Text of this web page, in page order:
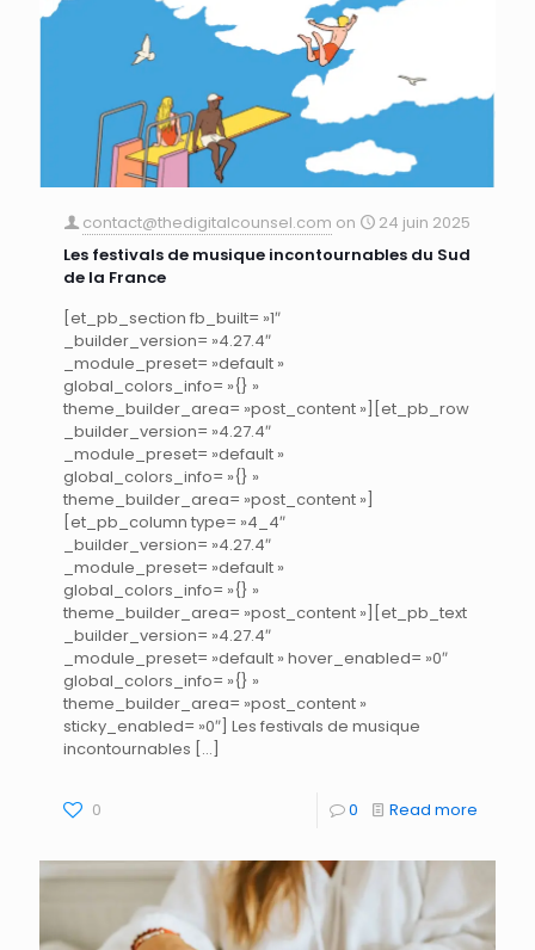
contact@thedigitalcounsel.com on
24 juin 2025
Les festivals de musique incontournables du Sud
de la France
[et_pb_section fb_built= »1″
_builder_version= »4.27.4″
_module_preset= »default »
global_colors_info= »{} »
theme_builder_area= »post_content »][et_pb_row
_builder_version= »4.27.4″
_module_preset= »default »
global_colors_info= »{} »
theme_builder_area= »post_content »]
[et_pb_column type= »4_4″
_builder_version= »4.27.4″
_module_preset= »default »
global_colors_info= »{} »
theme_builder_area= »post_content »][et_pb_text
_builder_version= »4.27.4″
_module_preset= »default » hover_enabled= »0″
global_colors_info= »{} »
theme_builder_area= »post_content »
sticky_enabled= »0″] Les festivals de musique
incontournables […]
0 0 Read more